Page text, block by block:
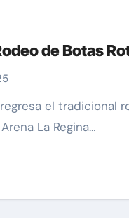
de Botas
La Regina…